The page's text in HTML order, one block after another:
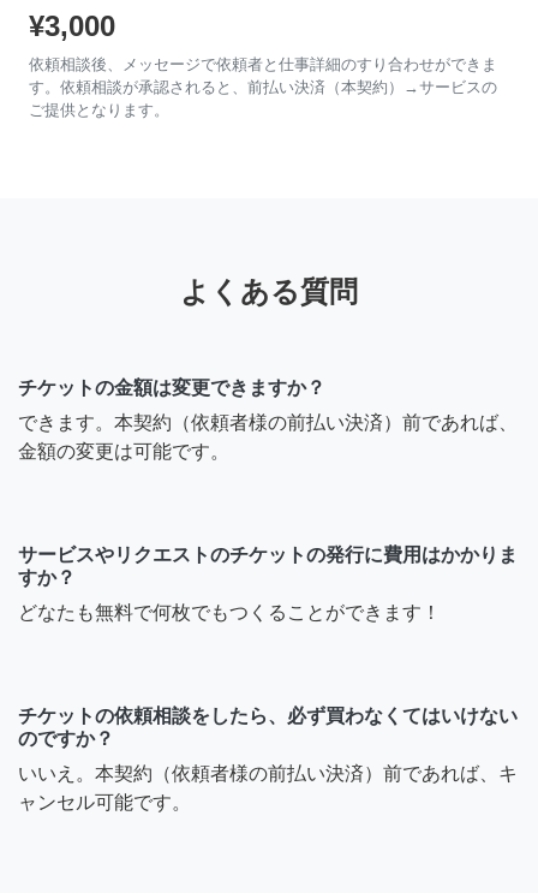
¥3,000
依頼相談後、メッセージで依頼者と仕事詳細のすり合わせができま
す。依頼相談が承認されると、前払い決済（本契約）→サービスの
ご提供となります。
よくある質問
チケットの金額は変更できますか？
できます。本契約（依頼者様の前払い決済）前であれば、
金額の変更は可能です。
サービスやリクエストのチケットの発行に費用はかかりま
すか？
どなたも無料で何枚でもつくることができます！
チケットの依頼相談をしたら、必ず買わなくてはいけない
のですか？
いいえ。本契約（依頼者様の前払い決済）前であれば、キ
ャンセル可能です。